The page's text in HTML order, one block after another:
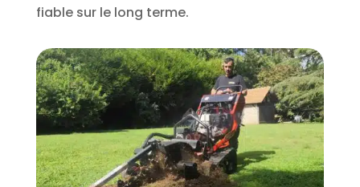
fiable sur le long terme.